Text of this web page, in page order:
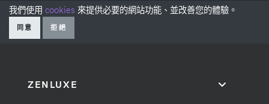
我們使用 cookies 來提供必要的網站功能、並改善您的體驗。
同意 拒絕
ZENLUXE